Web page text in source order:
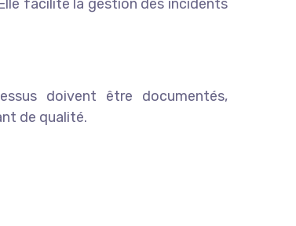
facilite la gestion des incidents
doivent être documentés,
de qualité.